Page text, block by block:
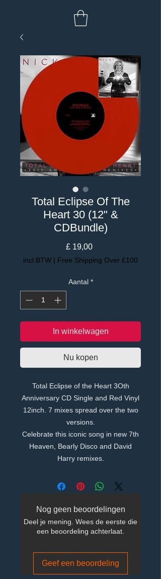
Total Eclipse Of The
Heart 30 (12" &
CDBundle)
£ 19,00Prijs
incl.BTW | Free Shipping Over £100
Aantal *
In winkelwagen
Nu kopen
Total Eclipse of the Heart 3Oth
Anniversary CD Single and Red Vinyl
12inch. 7 mixes spread over the two
versions.
Celebrate this iconic song in new 7th
Heaven, Bearly Disco and David
Harry remixes.
Nog geen beoordelingen
Deel je mening. Wees de eerste die
een beoordeling achterlaat.
Geef een beoordeling